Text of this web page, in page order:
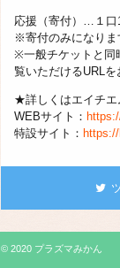
応援（寄付）…１口
※寄付のみになりま
※一般チケットと同
覧いただけるURLを
★詳しくはエイチエ
WEBサイト：
特設サイト：
© 2020 プラズマみかん